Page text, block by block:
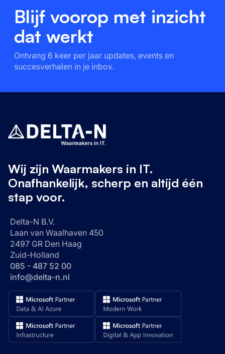
Blijf voorop met inzicht
dat werkt
Ontvang 6 keer per jaar updates, events en
succesverhalen in je inbox.
Wij zijn Waarmakers in IT.
Onafhankelijk, scherp en altijd één
stap voor.
Delta-N B.V.
Laan van Waalhaven 450
2497 GR Den Haag
Zuid-Holland
085 - 487 52 00
info@delta-n.nl